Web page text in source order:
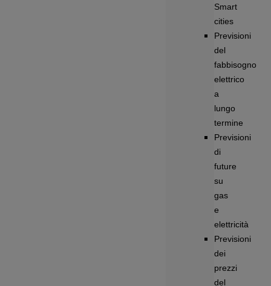
Smart
cities
Previsioni
del
fabbisogno
elettrico
a
lungo
termine
Previsioni
di
future
su
gas
e
elettricità
Previsioni
dei
prezzi
del